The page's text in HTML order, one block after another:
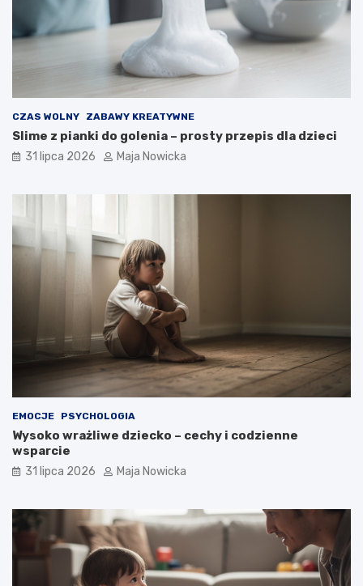
CZAS WOLNY ZABAWY KREATYWNE
Slime z pianki do golenia – prosty przepis dla dzieci
31 lipca 2026 Maja Nowicka
EMOCJE PSYCHOLOGIA
Wysoko wrażliwe dziecko – cechy i codzienne
wsparcie
31 lipca 2026 Maja Nowicka